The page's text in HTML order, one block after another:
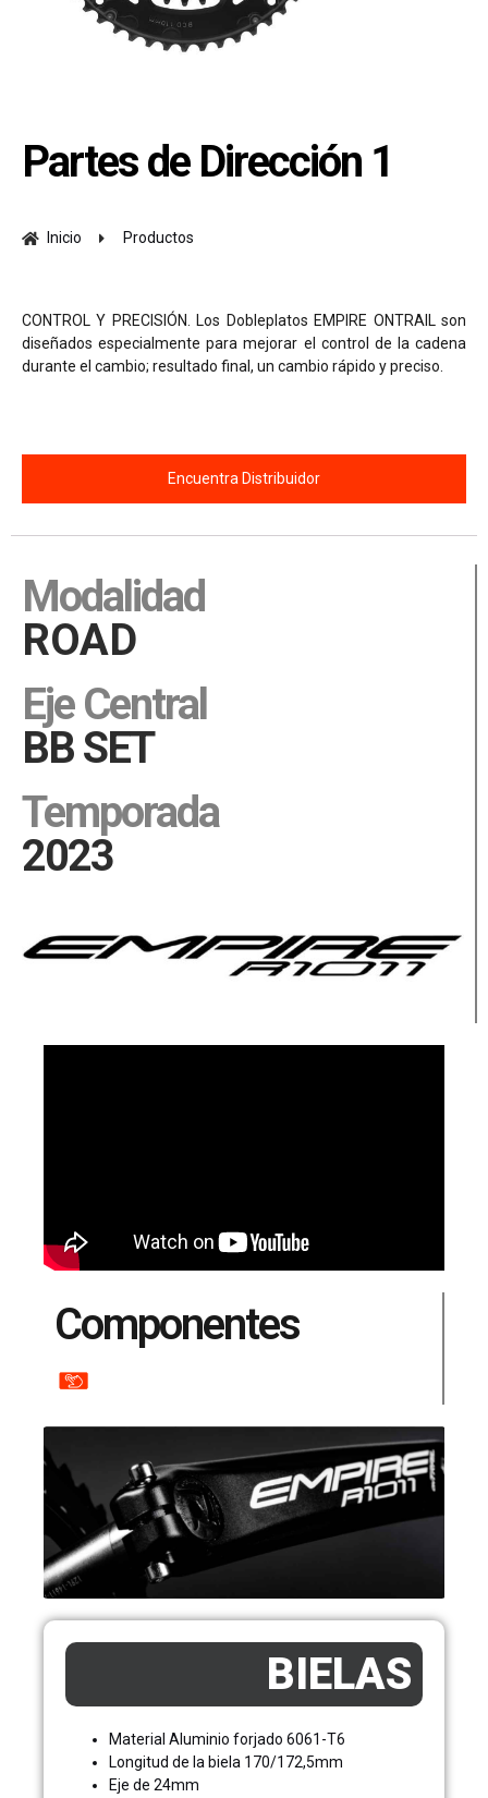
Partes de Dirección 1
Inicio Productos
CONTROL Y PRECISIÓN. Los Dobleplatos EMPIRE ONTRAIL son
diseñados especialmente para mejorar el control de la cadena
durante el cambio; resultado final, un cambio rápido y preciso.
Encuentra Distribuidor
Description
Modalidad
ROAD
Eje Central
BB SET
Temporada
2023
Componentes
BIELAS
Material Aluminio forjado 6061-T6
Longitud de la biela 170/172,5mm
Eje de 24mm